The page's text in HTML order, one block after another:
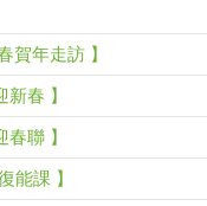
賀年走訪 】
春 】
聯 】
能課 】